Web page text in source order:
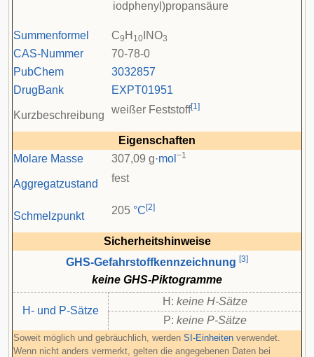
iodphenyl)propansäure
Summenformel C9 H 10 INO3
CAS-Nummer
70-78-0
PubChem
3032857
DrugBank
EXPT01951
Kurzbeschreibung weißer Feststoff[1]
Eigenschaften
Molare Masse
307,09 g·mol −1
Aggregatzustand fest
Schmelzpunkt 205 °C [2]
Sicherheitshinweise
GHS-Gefahrstoffkennzeichnung [3]
keine GHS-Piktogramme
H- und P-Sätze
H: keine H-Sätze
P: keine P-Sätze
Soweit möglich und gebräuchlich, werden SI-Einheiten verwendet.
Wenn nicht anders vermerkt, gelten die angegebenen Daten bei